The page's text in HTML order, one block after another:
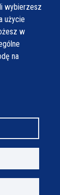
wybierzesz
użycie
w
na